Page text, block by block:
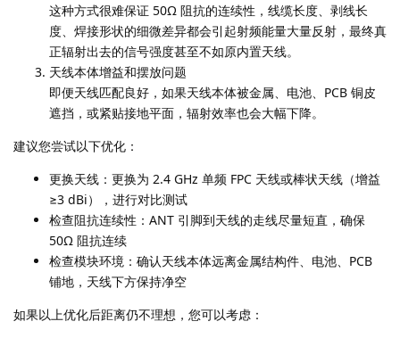
这种方式很难保证 50Ω 阻抗的连续性，线缆长度、剥线长
度、焊接形状的细微差异都会引起射频能量大量反射，最终真
正辐射出去的信号强度甚至不如原内置天线。
天线本体增益和摆放问题
即便天线匹配良好，如果天线本体被金属、电池、PCB 铜皮
遮挡，或紧贴接地平面，辐射效率也会大幅下降。
建议您尝试以下优化：
更换天线：更换为 2.4 GHz 单频 FPC 天线或棒状天线（增益
≥3 dBi），进行对比测试
检查阻抗连续性：ANT 引脚到天线的走线尽量短直，确保
50Ω 阻抗连续
检查模块环境：确认天线本体远离金属结构件、电池、PCB
铺地，天线下方保持净空
如果以上优化后距离仍不理想，您可以考虑：